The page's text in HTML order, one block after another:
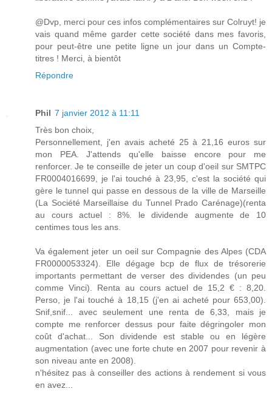
@Dvp, merci pour ces infos complémentaires sur Colruyt! je
vais quand même garder cette société dans mes favoris,
pour peut-être une petite ligne un jour dans un Compte-
titres ! Merci, à bientôt
Répondre
Phil 7 janvier 2012 à 11:11
Très bon choix,
Personnellement, j'en avais acheté 25 à 21,16 euros sur
mon PEA. J'attends qu'elle baisse encore pour me
renforcer. Je te conseille de jeter un coup d'oeil sur SMTPC
FR0004016699, je l'ai touché à 23,95, c'est la société qui
gère le tunnel qui passe en dessous de la ville de Marseille
(La Société Marseillaise du Tunnel Prado Carénage)(renta
au cours actuel : 8%. le dividende augmente de 10
centimes tous les ans.
Va également jeter un oeil sur Compagnie des Alpes (CDA
FR0000053324). Elle dégage bcp de flux de trésorerie
importants permettant de verser des dividendes (un peu
comme Vinci). Renta au cours actuel de 15,2 € : 8,20.
Perso, je l'ai touché à 18,15 (j'en ai acheté pour 653,00).
Snif,snif... avec seulement une renta de 6,33, mais je
compte me renforcer dessus pour faite dégringoler mon
coût d'achat... Son dividende est stable ou en légère
augmentation (avec une forte chute en 2007 pour revenir à
son niveau ante en 2008).
n'hésitez pas à conseiller des actions à rendement si vous
en avez...